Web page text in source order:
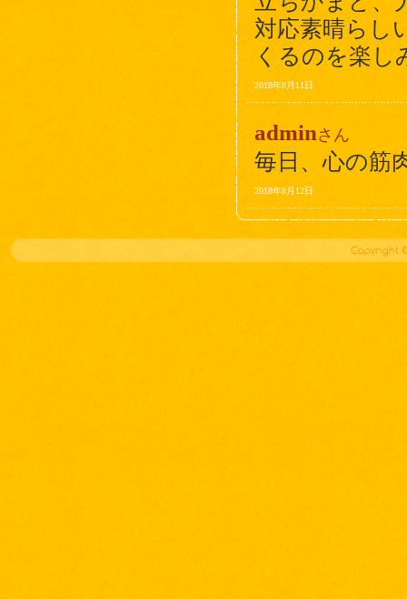
対応素晴らし
くるのを楽し
2018年8月11日
adminさん
毎日、心の筋
2018年8月12日